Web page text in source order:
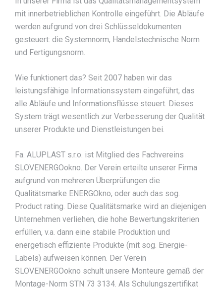
mit innerbetrieblichen Kontrolle eingeführt. Die Abläufe
werden aufgrund von drei Schlüsseldokumenten
gesteuert: die Systemnorm, Handelstechnische Norm
und Fertigungsnorm.
Wie funktionert das? Seit 2007 haben wir das
leistungsfähige Informationssystem eingeführt, das
alle Abläufe und Informationsflüsse steuert. Dieses
System trägt wesentlich zur Verbesserung der Qualität
unserer Produkte und Dienstleistungen bei.
Fa. ALUPLAST s.r.o. ist Mitglied des Fachvereins
SLOVENERGOokno. Der Verein erteilte unserer Firma
aufgrund von mehreren Überprüfungen die
Qualitätsmarke ENERGOkno, oder auch das sog.
Product rating. Diese Qualitätsmarke wird an diejenigen
Unternehmen verliehen, die hohe Bewertungskriterien
erfüllen, v.a. dann eine stabile Produktion und
energetisch effiziente Produkte (mit sog. Energie-
Labels) aufweisen können. Der Verein
SLOVENERGOokno schult unsere Monteure gemäß der
Montage-Norm STN 73 3134. Als Schulungszertifikat